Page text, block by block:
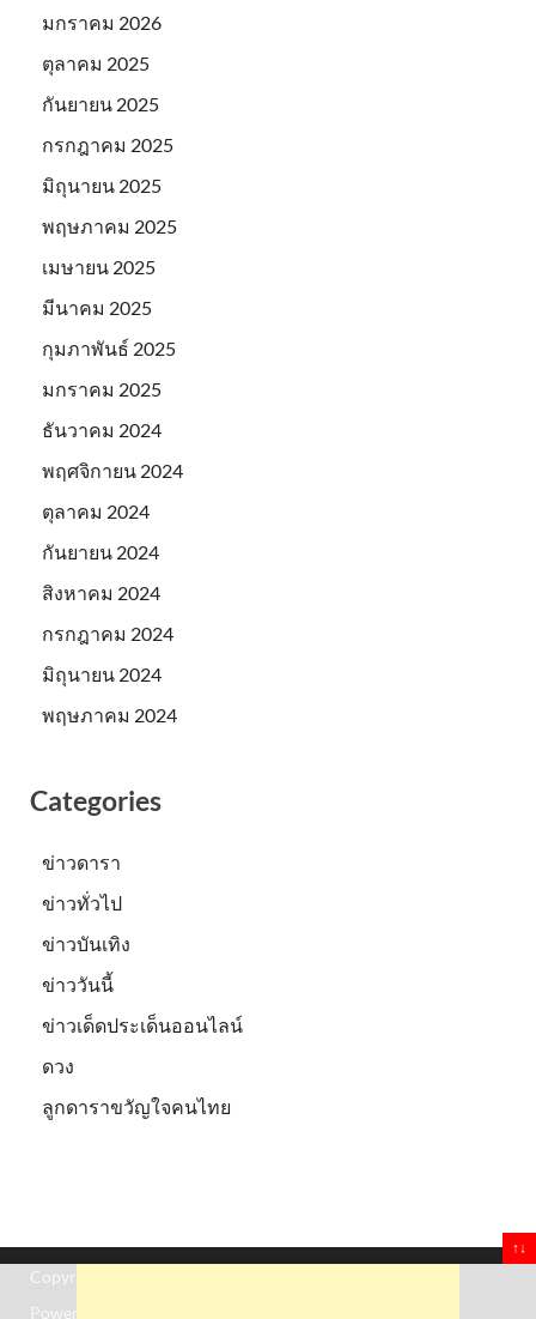
มกราคม 2026
ตุลาคม 2025
กันยายน 2025
กรกฎาคม 2025
มิถุนายน 2025
พฤษภาคม 2025
เมษายน 2025
มีนาคม 2025
กุมภาพันธ์ 2025
มกราคม 2025
ธันวาคม 2024
พฤศจิกายน 2024
ตุลาคม 2024
กันยายน 2024
สิงหาคม 2024
กรกฎาคม 2024
มิถุนายน 2024
พฤษภาคม 2024
Categories
ข่าวดารา
ข่าวทั่วไป
ข่าวบันเทิง
ข่าววันนี้
ข่าวเด็ดประเด็นออนไลน์
ดวง
ลูกดาราขวัญใจคนไทย
Copyright © 2026
Powered by
↑↓